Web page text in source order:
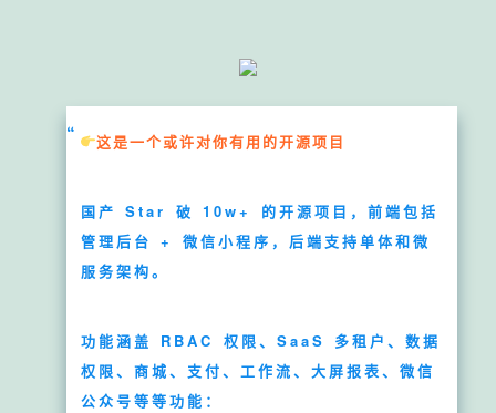
这是一个或许对你有用的开源项目
国产 Star 破 10w+ 的开源项目，前端包括
管理后台 + 微信小程序，后端支持单体和微
服务架构。
功能涵盖 RBAC 权限、SaaS 多租户、数据
权限、商城、支付、工作流、大屏报表、微信
公众号等等功能：